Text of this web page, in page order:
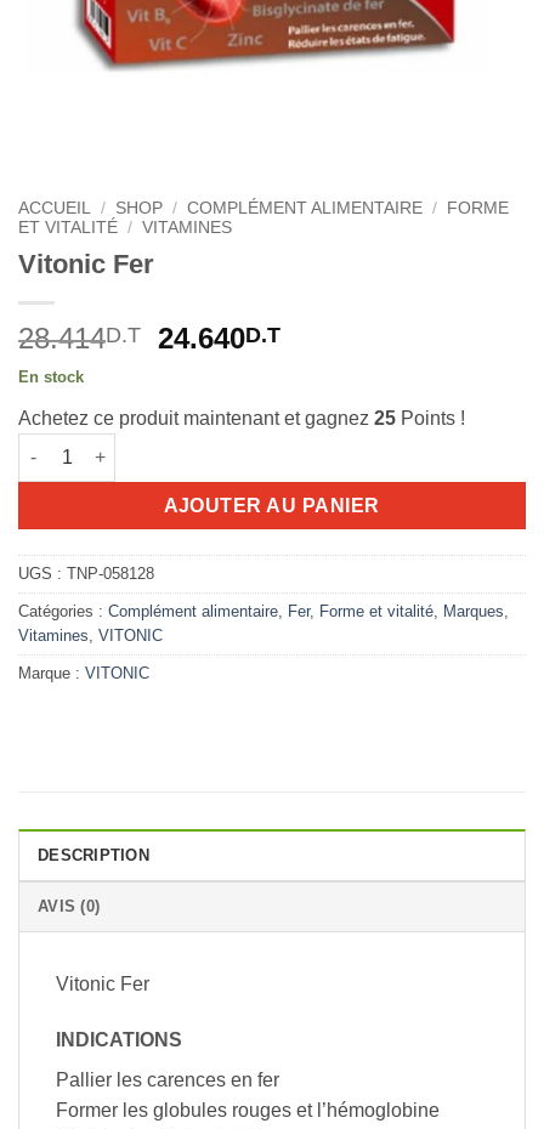
ACCUEIL / SHOP / COMPLÉMENT ALIMENTAIRE /
FORME
ET VITALITÉ / VITAMINES
Vitonic Fer
28.414D.T
Le
était :
24.640D.TLe
est :
En stock
Achetez ce produit maintenant et gagnez 25 Points !
quantité de Vitonic Fer
AJOUTER AU PANIER
UGS : TNP-058128
Catégories : Complément alimentaire Fer, Forme et vitalité Marques
Vitamines VITONIC
Marque : VITONIC
DESCRIPTION
AVIS (0)
Vitonic Fer
INDICATIONS
Pallier les carences en fer
Former les globules rouges et l’hémoglobine